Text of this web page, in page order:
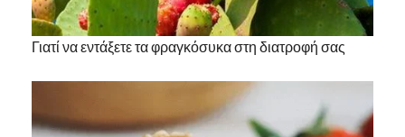
Γιατί να εντάξετε τα φραγκόσυκα στη διατροφή σας